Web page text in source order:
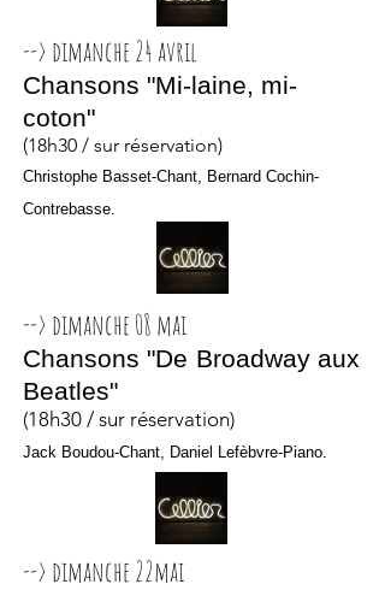
--> dimanche 24 avril
Chansons "Mi-laine, mi-
coton"
(18h30 / sur réservation)
Christophe Basset-Chant, Bernard Cochin-
Contrebasse.
--> dimanche 08 mai
Chansons "De Broadway aux
Beatles"
(18h30 / sur réservation)
Jack Boudou-Chant, Daniel Lefèbvre-Piano.
--> dimanche 22mai